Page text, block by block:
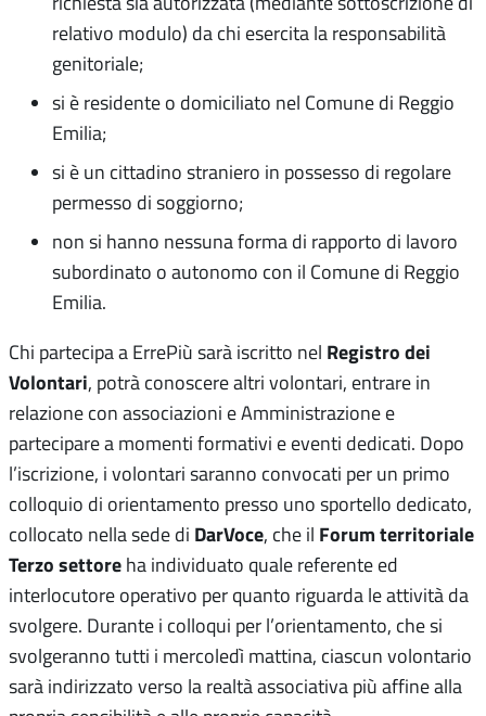
relativo modulo) da chi esercita la responsabilità
genitoriale;
si è residente o domiciliato nel Comune di Reggio
Emilia;
si è un cittadino straniero in possesso di regolare
permesso di soggiorno;
non si hanno nessuna forma di rapporto di lavoro
subordinato o autonomo con il Comune di Reggio
Emilia.
Chi partecipa a ErrePiù sarà iscritto nel Registro dei
Volontari, potrà conoscere altri volontari, entrare in
relazione con associazioni e Amministrazione e
partecipare a momenti formativi e eventi dedicati. Dopo
l’iscrizione, i volontari saranno convocati per un primo
colloquio di orientamento presso uno sportello dedicato,
collocato nella sede di DarVoce, che il Forum territoriale
Terzo settore ha individuato quale referente ed
interlocutore operativo per quanto riguarda le attività da
svolgere. Durante i colloqui per l’orientamento, che si
svolgeranno tutti i mercoledì mattina, ciascun volontario
sarà indirizzato verso la realtà associativa più affine alla